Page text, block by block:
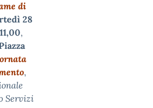
di
28
,
,
Servizi